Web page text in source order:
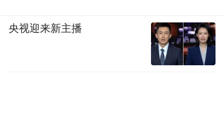
央视迎来新主播